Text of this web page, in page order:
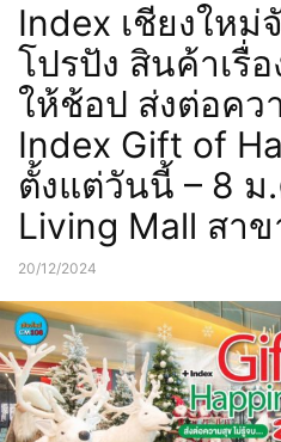
Index เชียงให
โปรปัง สินค้าเรื่
ให้ช้อป ส่งต่อค
Index Gift of
ตั้งแต่วันนี้ – 8 ม
Living Mall สาข
20/12/2024